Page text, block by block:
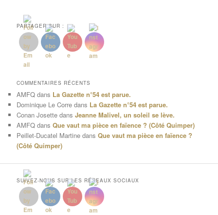
PARTAGER SUR :
COMMENTAIRES RÉCENTS
AMFQ dans La Gazette n°54 est parue.
Dominique Le Corre dans La Gazette n°54 est parue.
Conan Josette dansJeanne Malivel, un soleil se lève.
AMFQ dansQue vaut ma pièce en faïence ? (Côté Quimper)
Peillet-Ducatel Martine dansQue vaut ma pièce en faïence ?
(Côté Quimper)
SUIVEZ-NOUS SUR LES RÉSEAUX SOCIAUX